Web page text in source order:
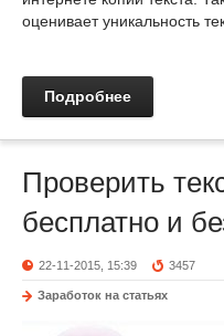
оценивает уникальность
Подробнее
Проверить
бесплатно и
22-11-2015, 15:39 3457
Заработок на статьях